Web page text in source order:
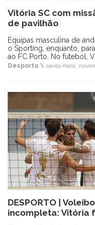
Vitória SC com
de pavilhão
Equipas masculina de
o Sporting, enquanto,
ao FC Porto. No futebol,
Desporto \ sexta-feira,
DESPORTO |
incompleta: Vitória